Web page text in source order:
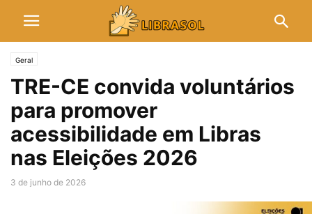
Geral
TRE-CE convida voluntários
para promover
acessibilidade em Libras
nas Eleições 2026
3 de junho de 2026